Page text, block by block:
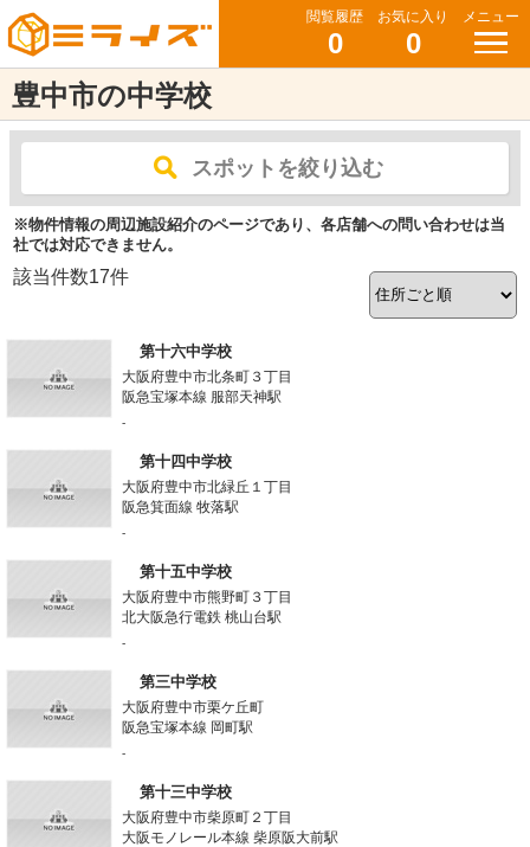
閲覧履歴
0
お気に入り
0
メニュー
豊中市の中学校
スポットを絞り込む
※物件情報の周辺施設紹介のページであり、各店舗への問い合わせは当
社では対応できません。
該当件数17件
第十六中学校
大阪府豊中市北条町３丁目
阪急宝塚本線 服部天神駅
-
第十四中学校
大阪府豊中市北緑丘１丁目
阪急箕面線 牧落駅
-
第十五中学校
大阪府豊中市熊野町３丁目
北大阪急行電鉄 桃山台駅
-
第三中学校
大阪府豊中市栗ケ丘町
阪急宝塚本線 岡町駅
-
第十三中学校
大阪府豊中市柴原町２丁目
大阪モノレール本線 柴原阪大前駅